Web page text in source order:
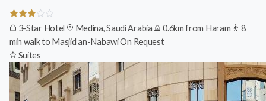
3-Star Hotel Medina, Saudi Arabia 0.6km from Haram
8
min walk to Masjid an-NabawiOn Request
Suites